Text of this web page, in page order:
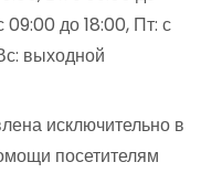
09:00 до 18:00, Пт: с
выходной
исключительно в
посетителям